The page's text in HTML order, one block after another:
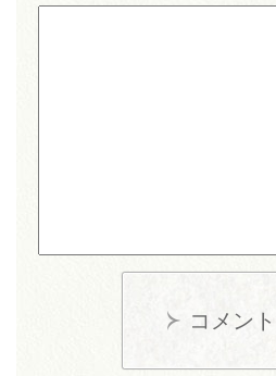
コメン